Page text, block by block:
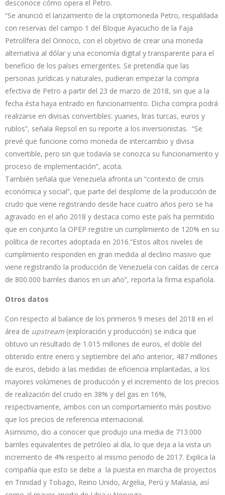
desconoce cómo opera el Petro.
“Se anunció el lanzamiento de la criptomoneda Petro, respaldada
con reservas del campo 1 del Bloque Ayacucho de la Faja
Petrolífera del Orinoco, con el objetivo de crear una moneda
alternativa al dólar y una economía digital y transparente para el
beneficio de los países emergentes. Se pretendía que las
personas jurídicas y naturales, pudieran empezar la compra
efectiva de Petro a partir del 23 de marzo de 2018, sin que a la
fecha ésta haya entrado en funcionamiento. Dicha compra podrá
realizarse en divisas convertibles: yuanes, liras turcas, euros y
rublos”, señala Repsol en su reporte a los inversionistas. “Se
prevé que funcione como moneda de intercambio y divisa
convertible, pero sin que todavía se conozca su funcionamiento y
proceso de implementación”, acota.
También señala que Venezuela afronta un “contexto de crisis
económica y social”, que parte del desplome de la producción de
crudo que viene registrando desde hace cuatro años pero se ha
agravado en el año 2018 y destaca como este país ha permitido
que en conjunto la OPEP registre un cumplimiento de 120% en su
política de recortes adoptada en 2016.“Estos altos niveles de
cumplimiento responden en gran medida al declino masivo que
viene registrando la producción de Venezuela con caídas de cerca
de 800.000 barriles diarios en un año”, reporta la firma española.
Otros datos
Con respecto al balance de los primeros 9 meses del 2018 en el
área de upstream (exploración y producción) se indica que
obtuvo un resultado de 1.015 millones de euros, el doble del
obtenido entre enero y septiembre del año anterior, 487 millones
de euros, debido a las medidas de eficiencia implantadas, a los
mayores volúmenes de producción y el incremento de los precios
de realización del crudo en 38% y del gas en 16%,
respectivamente, ambos con un comportamiento más positivo
que los precios de referencia internacional.
Asimismo, dio a conocer que produjo una media de 713.000
barriles equivalentes de petróleo al día, lo que deja a la vista un
incremento de 4% respecto al mismo periodo de 2017. Explica la
compañía que esto se debe a la puesta en marcha de proyectos
en Trinidad y Tobago, Reino Unido, Argelia, Perú y Malasia, así